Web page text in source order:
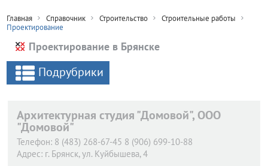
Главная Справочник Строительство
Строительные работы
Проектирование
Проектирование в Брянске
Подрубрики
Архитектурная студия "Домовой", ООО
"Домовой"
Телефон: 8 (483) 268-67-45 8 (906) 699-10-88
Адрес: г. Брянск, ул. Куйбышева, 4